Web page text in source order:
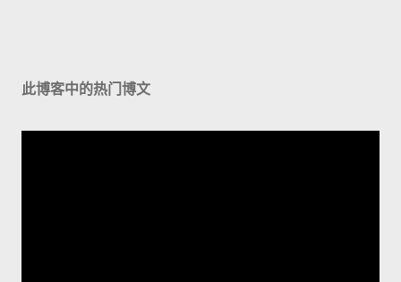
此博客中的热门博文